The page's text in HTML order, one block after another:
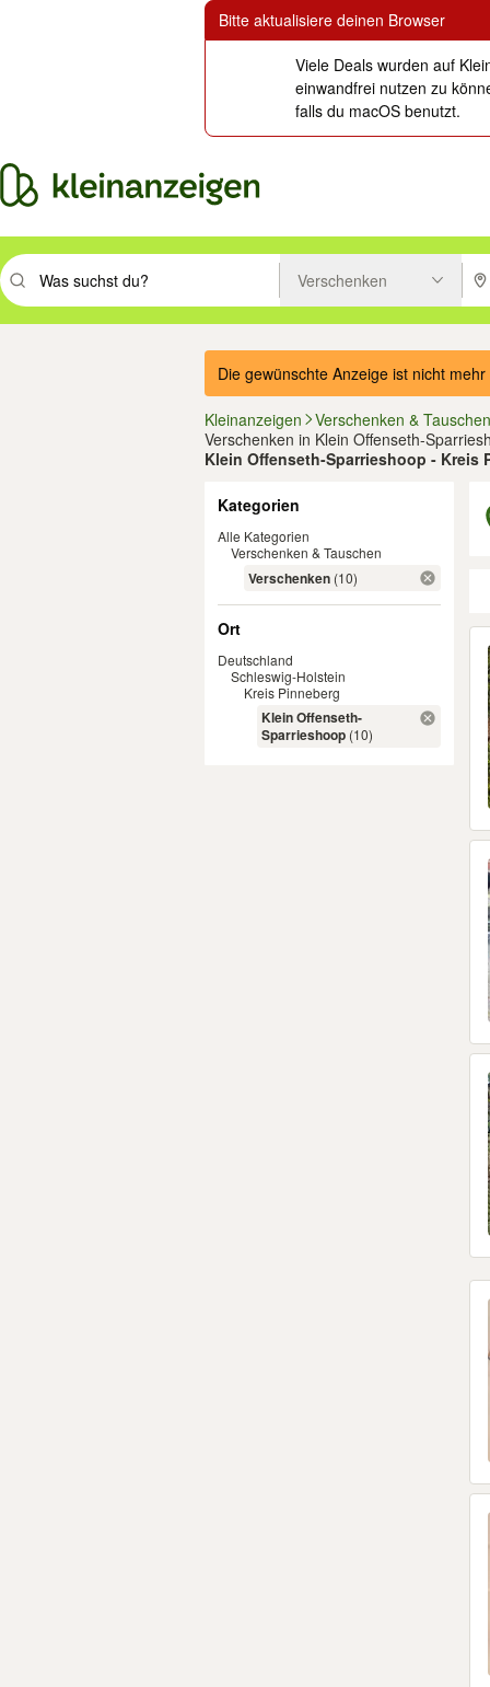
Bitte aktualisiere deinen Browser
Viele Deals wurden auf
einwandfrei nutzen zu
falls du macOS benutzt.
Suchbegriff eingeben. Eingabetaste drücken um zu suchen, oder
Verschenken
Die gewünschte Anzeige ist nicht
Kleinanzeigen
Verschenken & Tauschen
Verschenken in Klein Offenseth-
Klein Offenseth-Sparrieshoop - Kreis
Kategorien
Alle Kategorien
Verschenken & Tauschen
Verschenken (10)
Ort
Deutschland
Schleswig-Holstein
Kreis Pinneberg
Klein Offenseth-
Sparrieshoop (10)